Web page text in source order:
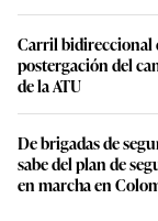
Carril bidireccional
postergación del
de la ATU
De brigadas de
sabe del plan de
en marcha en